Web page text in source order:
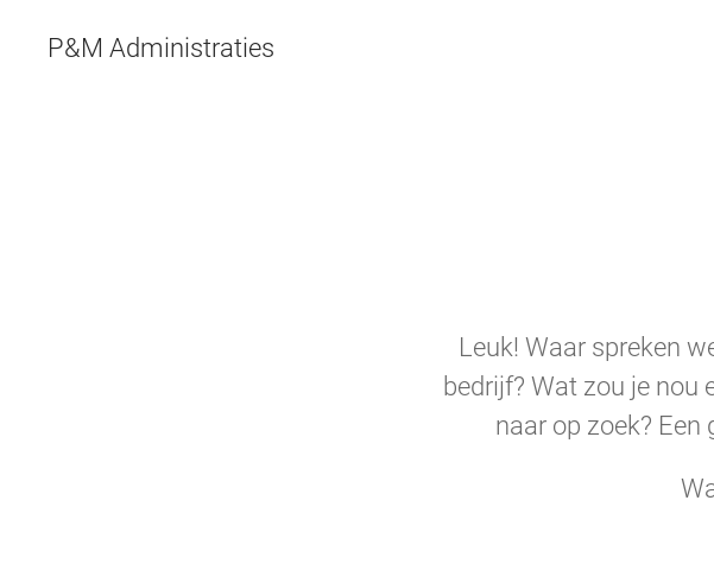
Skip to main content
P&M Administraties
Leuk! Waar spreken
bedrijf? Wat zou je nou
naar op zoek? Een